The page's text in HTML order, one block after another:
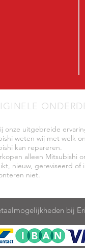
onze uitgebreide
weten wij met welk
kan repareren.
alleen Mitsubishi
nieuw, gereviseerd of
niet.
bij